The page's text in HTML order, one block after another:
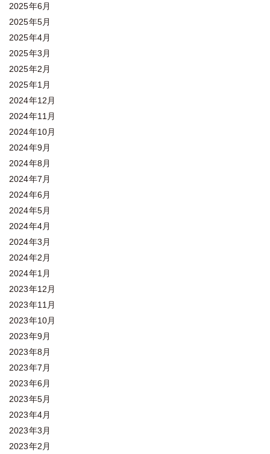
2025年6月
2025年5月
2025年4月
2025年3月
2025年2月
2025年1月
2024年12月
2024年11月
2024年10月
2024年9月
2024年8月
2024年7月
2024年6月
2024年5月
2024年4月
2024年3月
2024年2月
2024年1月
2023年12月
2023年11月
2023年10月
2023年9月
2023年8月
2023年7月
2023年6月
2023年5月
2023年4月
2023年3月
2023年2月